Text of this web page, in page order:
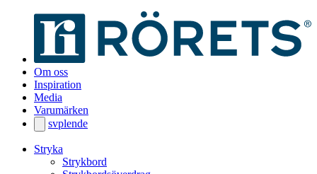
Om oss
Inspiration
Media
Varumärken
svplende
Stryka
Strykbord